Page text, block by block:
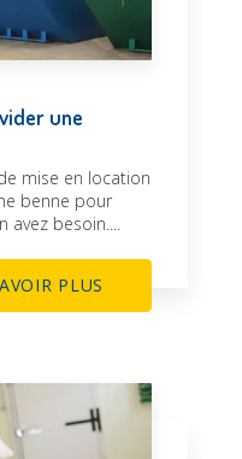
une
mise en location
benne pour
avez besoin....
PLUS